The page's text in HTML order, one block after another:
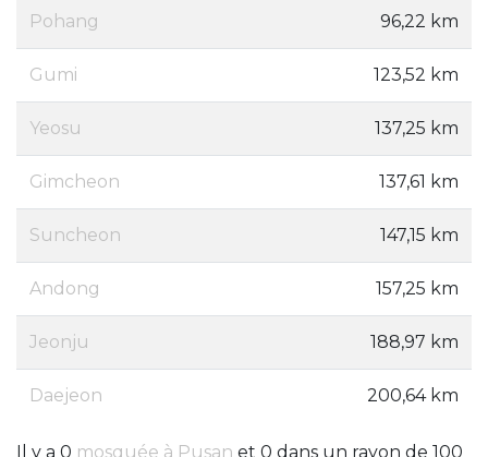
Pohang 96,22 km
Gumi 123,52 km
Yeosu 137,25 km
Gimcheon 137,61 km
Suncheon 147,15 km
Andong 157,25 km
Jeonju 188,97 km
Daejeon 200,64 km
Il y a 0 mosquée à Pusan et 0 dans un rayon de 100